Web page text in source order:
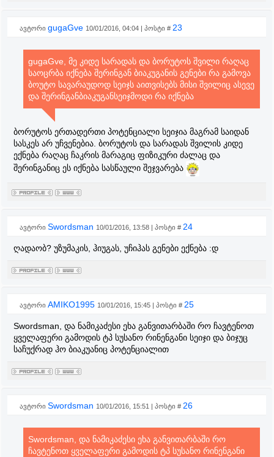
ავტორი gugaGve 10/01/2016, 04:04 | პოსტი # 23
gugaGve, მე კიდე სარადას და ბორუტოს შვილი რაღაც
საოცრბა იქნება შერინგან ბიაკუგანის გენები რა გამოვა
ბოუტო სავარაუდოდ სეიჯს აითვისებს მისი შვილიც ასევე
და შერინგანბიაკუგანსეიჯმოდი რა იქნება
ბორუტოს ერთადერთი პოტენციალი სეიჯია მაგრამ საიდან
სასკეს არ უჩვენებია. ბორუტოს და სარადას შვილის კიდე
ექნება რაღაც ჩაკრის მარაგიც ფიზიკური ძალაც და
შერინგანიც ეს იქნება სასწაული შეჯვარება
ავტორი Swordsman 10/01/2016, 13:58 | პოსტი # 24
ღადაობ? უზუმაკის, ჰიუგას, უჩიჰას გენები ექნება :დ
ავტორი AMIKO1995 10/01/2016, 15:45 | პოსტი # 25
Swordsman, და ნამიკაძესი ეხა განვითარბაში რო ჩავტენოთ
ყველაფერი გამოდის ტპ სუსანო რინენგანი სეიჯი და ბიჯუც
საჩუქრად ჰო ბიაკუანიც პოტენციალით
ავტორი Swordsman 10/01/2016, 15:51 | პოსტი # 26
Swordsman, და ნამიკაძესი ეხა განვითარბაში რო
ჩავტენოთ ყველაფერი გამოდის ტპ სუსანო რინენგანი